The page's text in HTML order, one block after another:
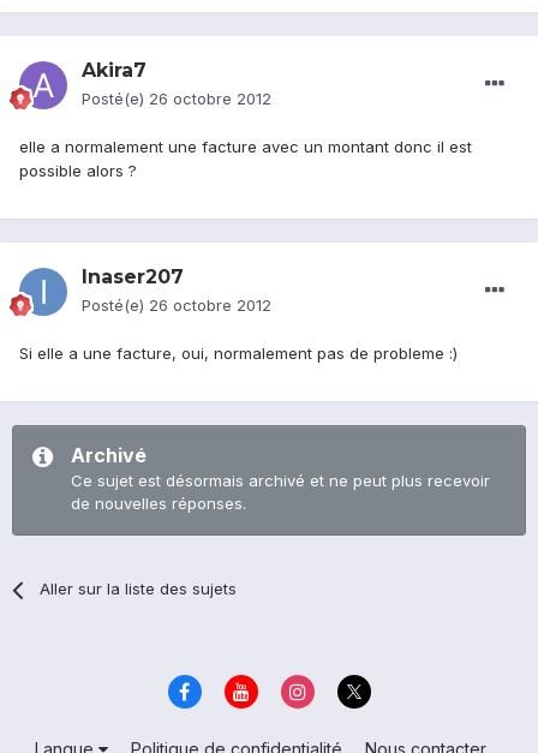
Akira7
Posté(e) 26 octobre 2012
elle a normalement une facture avec un montant donc il est
possible alors ?
Inaser207
Posté(e) 26 octobre 2012
Si elle a une facture, oui, normalement pas de probleme :)
Archivé
Ce sujet est désormais archivé et ne peut plus recevoir
de nouvelles réponses.
Aller sur la liste des sujets
Langue Politique de confidentialité Nous contacter